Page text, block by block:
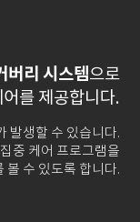
버리 시스템으로
를 제공합니다.
발생할 수 있습니다.
중 케어 프로그램을
볼 수 있도록 합니다.